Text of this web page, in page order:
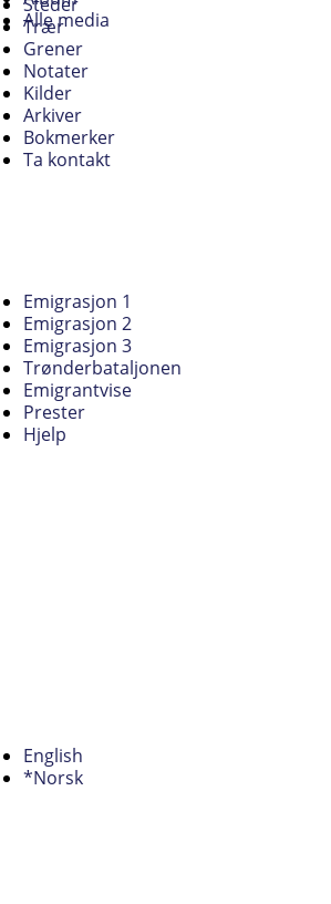
Alle media
Trær
Grener
Notater
Kilder
Arkiver
Bokmerker
Ta kontakt
Emigrasjon 1
Emigrasjon 2
Emigrasjon 3
Trønderbataljonen
Emigrantvise
Prester
Hjelp
English
*Norsk